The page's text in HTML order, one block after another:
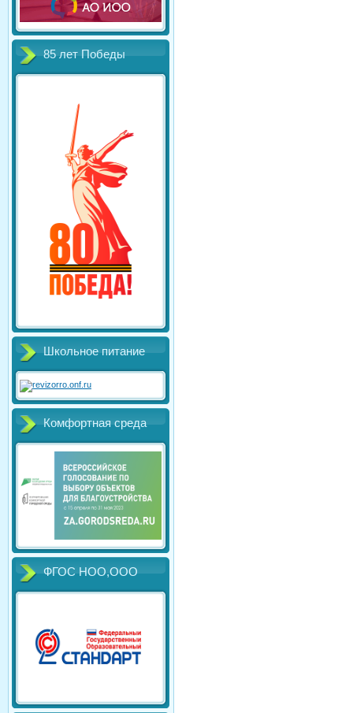
85 лет Победы
Школьное питание
Комфортная среда
ФГОС НОО,ООО